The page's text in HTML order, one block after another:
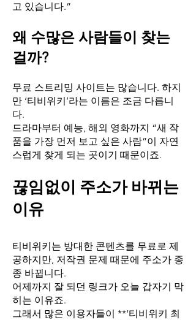
고 있습니다.”
왜 수많은 사람들이 찾는
걸까?
무료 스트리밍 사이트는 많습니다. 하지
만 ‘티비위키’라는 이름은 조금 다릅니
다.
드라마부터 예능, 해외 영화까지 “새 작
품을 가장 먼저 보고 싶은 사람”이 자연
스럽게 찾게 되는 곳이기 때문이죠.
끊임없이 주소가 바뀌는
이유
티비위키는 방대한 콘텐츠를 무료로 제
공하지만, 저작권 문제 때문에 주소가 종
종 바뀝니다.
어제까지 잘 되던 링크가 오늘 갑자기 막
히는 이유죠.
그래서 많은 이용자들이 **‘티비위키 최